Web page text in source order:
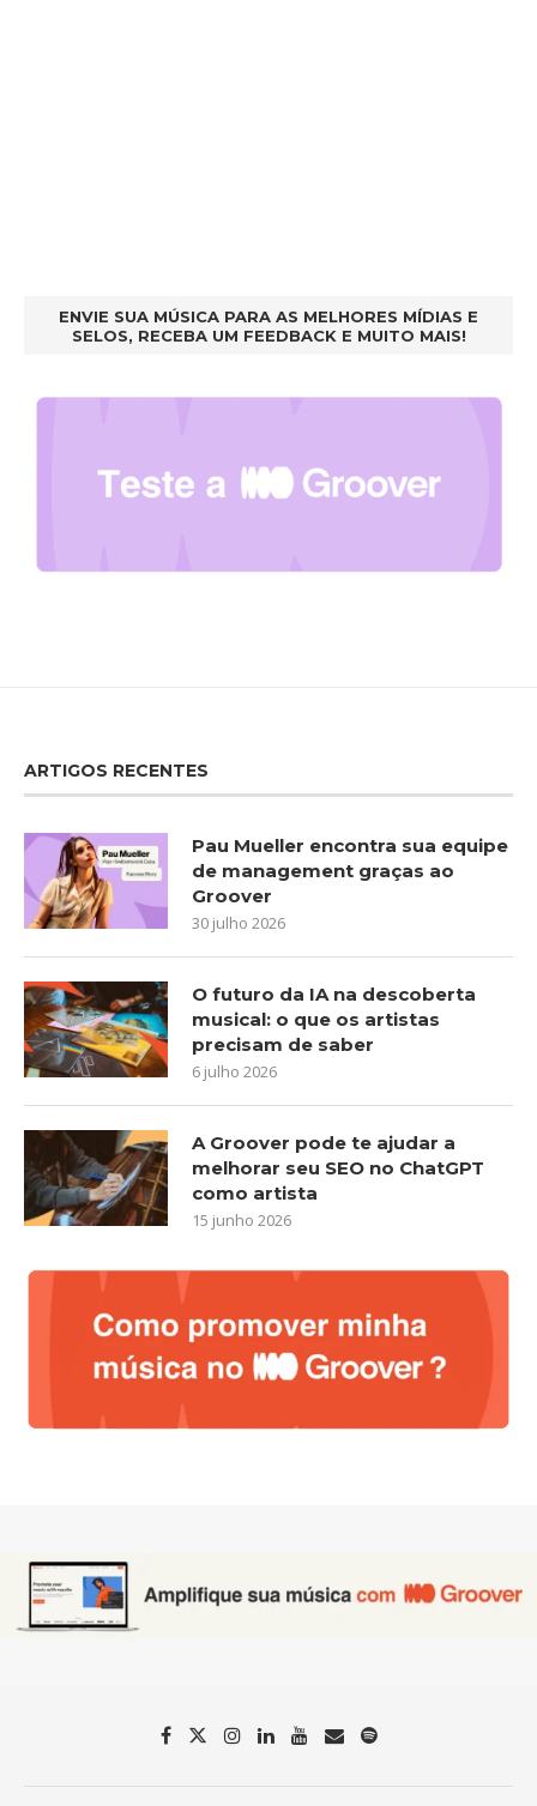
ENVIE SUA MÚSICA PARA AS MELHORES MÍDIAS E
SELOS, RECEBA UM FEEDBACK E MUITO MAIS!
ARTIGOS RECENTES
Pau Mueller encontra sua equipe
de management graças ao
Groover
30 julho 2026
O futuro da IA na descoberta
musical: o que os artistas
precisam de saber
6 julho 2026
A Groover pode te ajudar a
melhorar seu SEO no ChatGPT
como artista
15 junho 2026